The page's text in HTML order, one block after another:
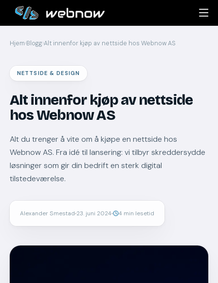
Hjem›Blogg›Alt innenfor kjøp av nettside hos Webnow AS
NETTSIDE & DESIGN
Alt innenfor kjøp av nettside
hos Webnow AS
Alt du trenger å vite om å kjøpe en nettside hos
Webnow AS. Fra idé til lansering: vi tilbyr skreddersydde
løsninger som gir din bedrift en sterk digital
tilstedeværelse.
Alexander Smestad 23. juni 2024 4 min lesetid